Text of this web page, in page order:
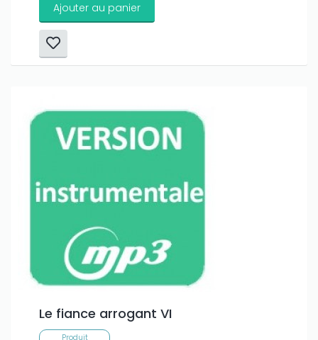
Ajouter au panier
Le fiance arrogant VI
Produit